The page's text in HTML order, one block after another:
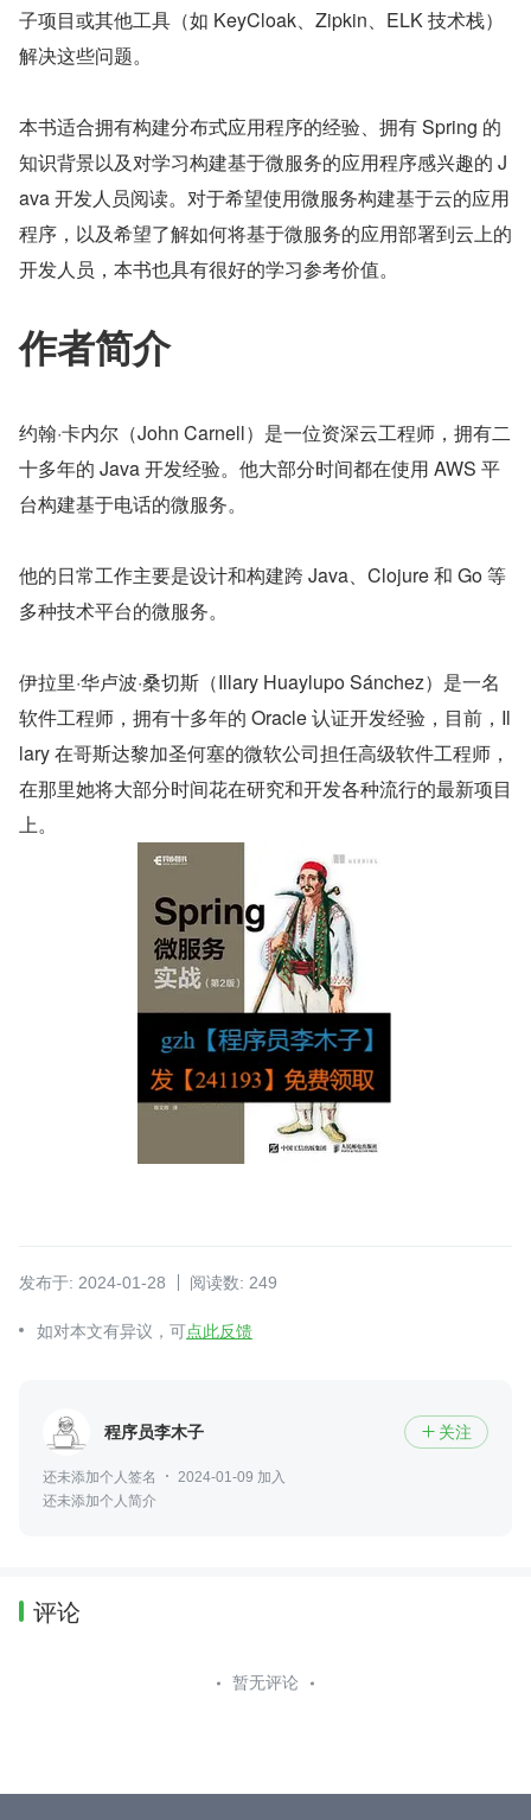
子项目或其他工具（如 KeyCloak、Zipkin、ELK 技术栈）
解决这些问题。
本书适合拥有构建分布式应用程序的经验、拥有 Spring 的
知识背景以及对学习构建基于微服务的应用程序感兴趣的 J
ava 开发人员阅读。对于希望使用微服务构建基于云的应用
程序，以及希望了解如何将基于微服务的应用部署到云上的
开发人员，本书也具有很好的学习参考价值。
作者简介
约翰·卡内尔（John Carnell）是一位资深云工程师，拥有二
十多年的 Java 开发经验。他大部分时间都在使用 AWS 平
台构建基于电话的微服务。
他的日常工作主要是设计和构建跨 Java、Clojure 和 Go 等
多种技术平台的微服务。
伊拉里·华卢波·桑切斯（Illary Huaylupo Sánchez）是一名
软件工程师，拥有十多年的 Oracle 认证开发经验，目前，Il
lary 在哥斯达黎加圣何塞的微软公司担任高级软件工程师，
在那里她将大部分时间花在研究和开发各种流行的最新项目
上。
发布于: 2024-01-28 阅读数: 249
如对本文有异议，可点此反馈
程序员李木子  关注
还未添加个人签名
2024-01-09 加入
还未添加个人简介
评论
暂无评论